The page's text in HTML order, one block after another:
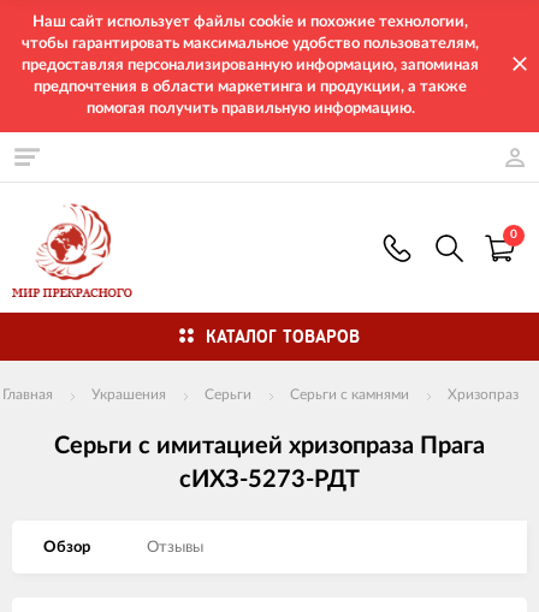
Наш сайт использует файлы cookie и похожие технологии,
чтобы гарантировать максимальное удобство пользователям,
предоставляя персонализированную информацию, запоминая
предпочтения в области маркетинга и продукции, а также
помогая получить правильную информацию.
0
КАТАЛОГ ТОВАРОВ
Главная Украшения Серьги Серьги с камнями Хризопраз
Серьги с имитацией хризопраза Прага
сИХЗ-5273-РДТ
Обзор Отзывы